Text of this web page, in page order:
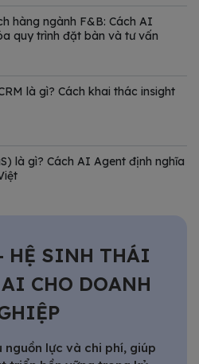
hàng ngành F&B: Cách AI
quy trình đặt bàn và tư vấn
là gì? Cách khai thác insight
là gì? Cách AI Agent định nghĩa
HỆ SINH THÁI
CHO DOANH
lực và chi phí, giúp